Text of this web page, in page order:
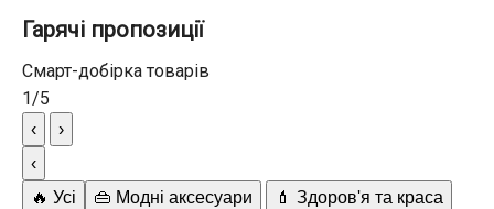
Гарячі пропозиції
Смарт-добірка товарів
1/5
‹
›
‹
🔥 Усі
👜 Модні аксесуари
💄 Здоров'я та краса